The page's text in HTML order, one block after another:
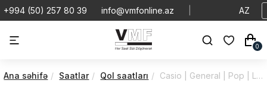
+994 (50) 257 80 39 info@vmfonline.az AZ
0
Ana səhifə Saatlar Qol saatları Casio | General | Pop | LQ-139BMV-7ELDF